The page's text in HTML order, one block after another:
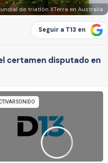
de triatlón XTerra en Australia
Seguir a T13 en
certamen disputado en